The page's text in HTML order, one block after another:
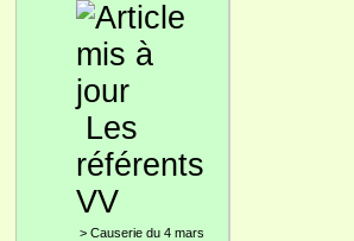
Les
référents
VV
> Causerie du 4 mars